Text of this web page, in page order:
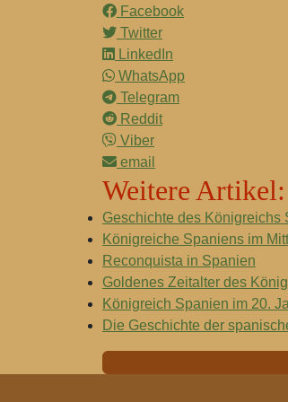
Facebook
Twitter
LinkedIn
WhatsApp
Telegram
Reddit
Viber
email
Weitere Artikel:
Geschichte des Königreichs
Königreiche Spaniens im
Reconquista in Spanien
Goldenes Zeitalter des
Königreich Spanien im 20.
Die Geschichte der